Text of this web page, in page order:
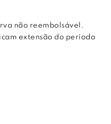
não reembolsável.
extensão do período